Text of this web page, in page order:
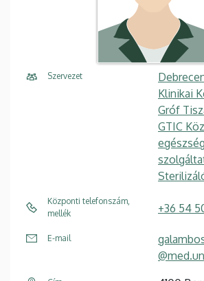
Szervezet
Klinikai
Gróf
GTIC
Központi telefonszám,
mellék
+36 54
E-mail